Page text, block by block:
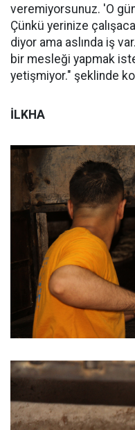
veremiyorsunuz. 'O
Çünkü yerinize
diyor ama aslında iş
bir mesleği yapmak
yetişmiyor." şeklinde
İLKHA